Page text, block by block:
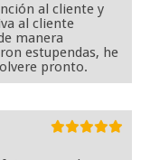
al cliente y
al cliente
manera
estupendas, he
pronto.